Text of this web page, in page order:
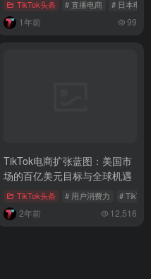
# 国家安全TikTok头条 # 直播电商 # 日本电商
1年前 99
# 品牌全球化
TikTok电商扩张蓝图：美国市
场的百亿美元目标与全球机遇
TikTok头条 # 用户消费力 #
2年前 12,516